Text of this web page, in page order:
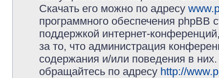
Скачать его можно по адресу
программного обеспечения phpBB
поддержкой интернет-
за то, что администрация
содержания и/или поведения в
обращайтесь по адресу http://